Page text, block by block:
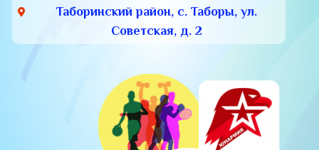
Таборинский район, с. Таборы, ул.
Советская, д. 2